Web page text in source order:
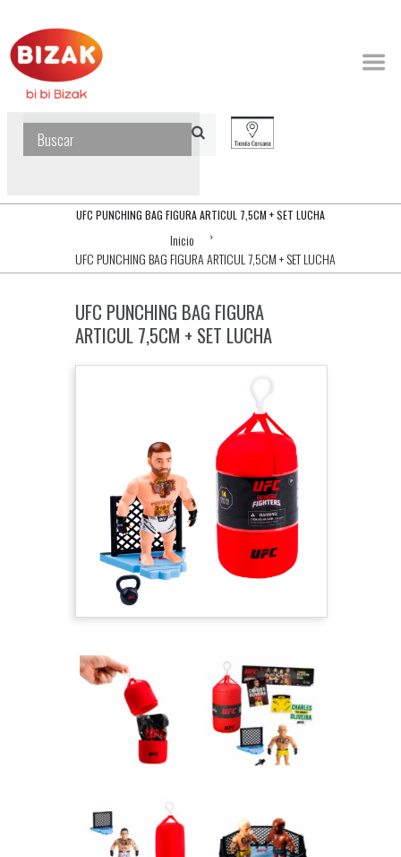
UFC PUNCHING BAG FIGURA ARTICUL 7,5CM + SET LUCHA
Inicio
UFC PUNCHING BAG FIGURA ARTICUL 7,5CM + SET LUCHA
UFC PUNCHING BAG FIGURA
ARTICUL 7,5CM + SET LUCHA